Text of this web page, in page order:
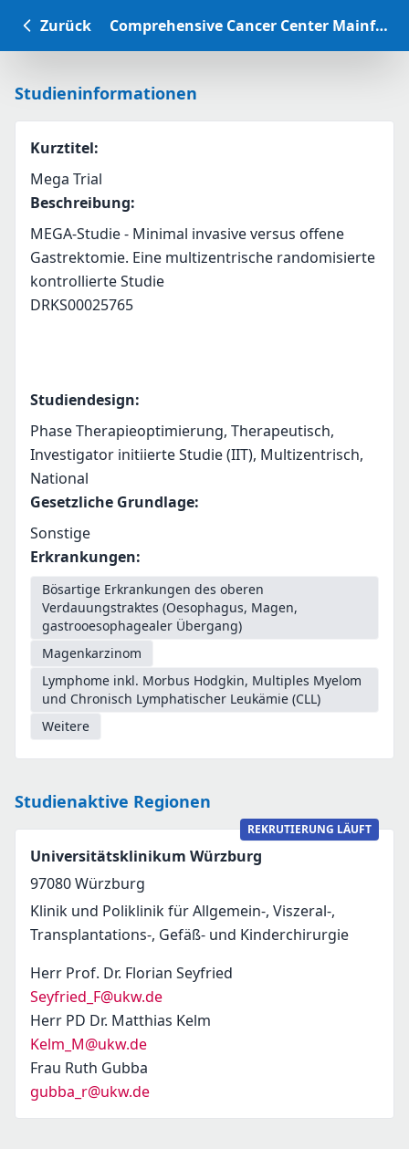
Zurück Comprehensive Cancer Center Mainfranken Studiendatenbank
Studieninformationen
Kurztitel:
Mega Trial
Beschreibung:
MEGA-Studie - Minimal invasive versus offene
Gastrektomie. Eine multizentrische randomisierte
kontrollierte Studie
DRKS00025765
Studiendesign:
Phase Therapieoptimierung, Therapeutisch,
Investigator initiierte Studie (IIT), Multizentrisch,
National
Gesetzliche Grundlage:
Sonstige
Erkrankungen:
Bösartige Erkrankungen des oberen
Verdauungstraktes (Oesophagus, Magen,
gastrooesophagealer Übergang)
Magenkarzinom
Lymphome inkl. Morbus Hodgkin, Multiples Myelom
und Chronisch Lymphatischer Leukämie (CLL)
Weitere
Studienaktive Regionen
REKRUTIERUNG LÄUFT
Universitätsklinikum Würzburg
97080Würzburg
Klinik und Poliklinik für Allgemein-, Viszeral-,
Transplantations-, Gefäß- und Kinderchirurgie
Herr Prof. Dr. Florian Seyfried
Seyfried_F@ukw.de
Herr PD Dr. Matthias Kelm
Kelm_M@ukw.de
Frau Ruth Gubba
gubba_r@ukw.de